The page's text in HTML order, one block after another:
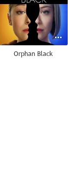
Orphan Black